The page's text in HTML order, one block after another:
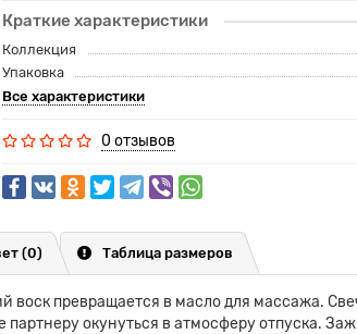
Краткие характеристики
Коллекция
Упаковка
Все характеристики
0 отзывов
(0) Таблица размеров
превращается в масло для массажа.
окунуться в атмосферу отпуска.